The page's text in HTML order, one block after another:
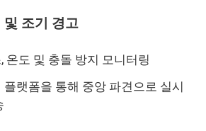
조기 경고
온도 및 충돌 방지 모니터링
랫폼을 통해 중앙 파견으로 실시